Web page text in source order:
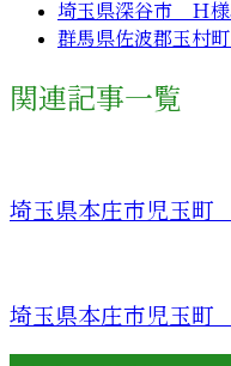
埼玉県深谷市 Ｈ
群馬県佐波郡玉村
関連記事一覧
埼玉県本庄市児玉
埼玉県本庄市児玉